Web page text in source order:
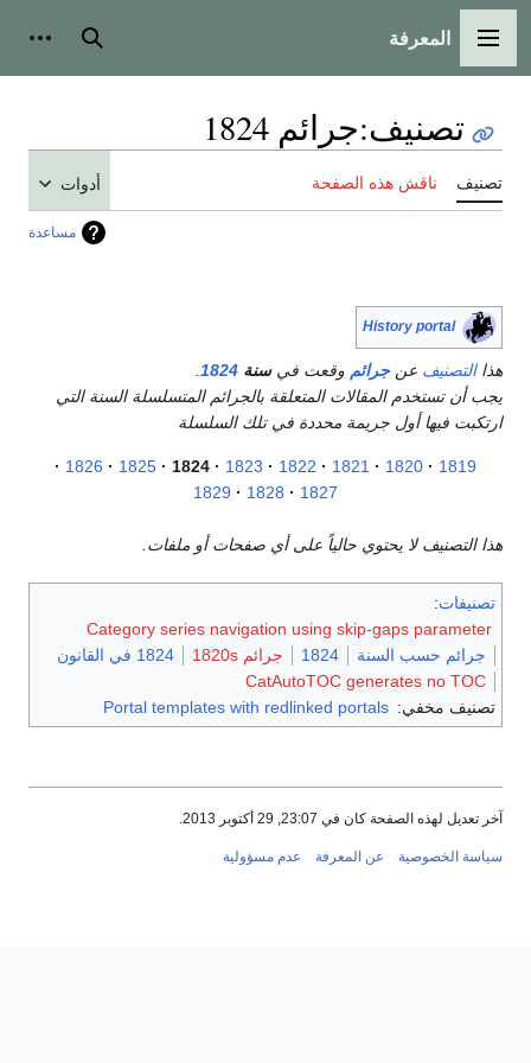
القائمة الرئيسية
المعرفة بحث
تصنيف:جرائم 1824
تصنيف ناقش هذه الصفحة أدوات
مساعدة
History portal
هذاالتصنيف عنجرائم وقعت فيسنة 1824
يجب أن تستخدم المقالات المتعلقة بالجرائم المتسلسلة السنة التي
ارتكبت فيها أول جريمة محددة في تلك السلسلة
1819
1820
1821
1822
1823
1824
1825
1826
1827
1828
1829
هذا التصنيف لا يحتوي حالياً على أي صفحات أو ملفات.
تصنيفات:
Category series navigation using skip-gaps parameter
جرائم حسب السنة
1824 جرائم 1820s
1824 في القانون
CatAutoTOC generates no TOC
تصنيف مخفي: Portal templates with redlinked portals
آخر تعديل لهذه الصفحة كان في 23:07, 29 أكتوبر 2013.
سياسة الخصوصية عن المعرفة عدم مسؤولية